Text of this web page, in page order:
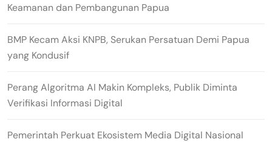
Keamanan dan Pembangunan Papua
BMP Kecam Aksi KNPB, Serukan Persatuan Demi Papua
yang Kondusif
Perang Algoritma AI Makin Kompleks, Publik Diminta
Verifikasi Informasi Digital
Pemerintah Perkuat Ekosistem Media Digital Nasional